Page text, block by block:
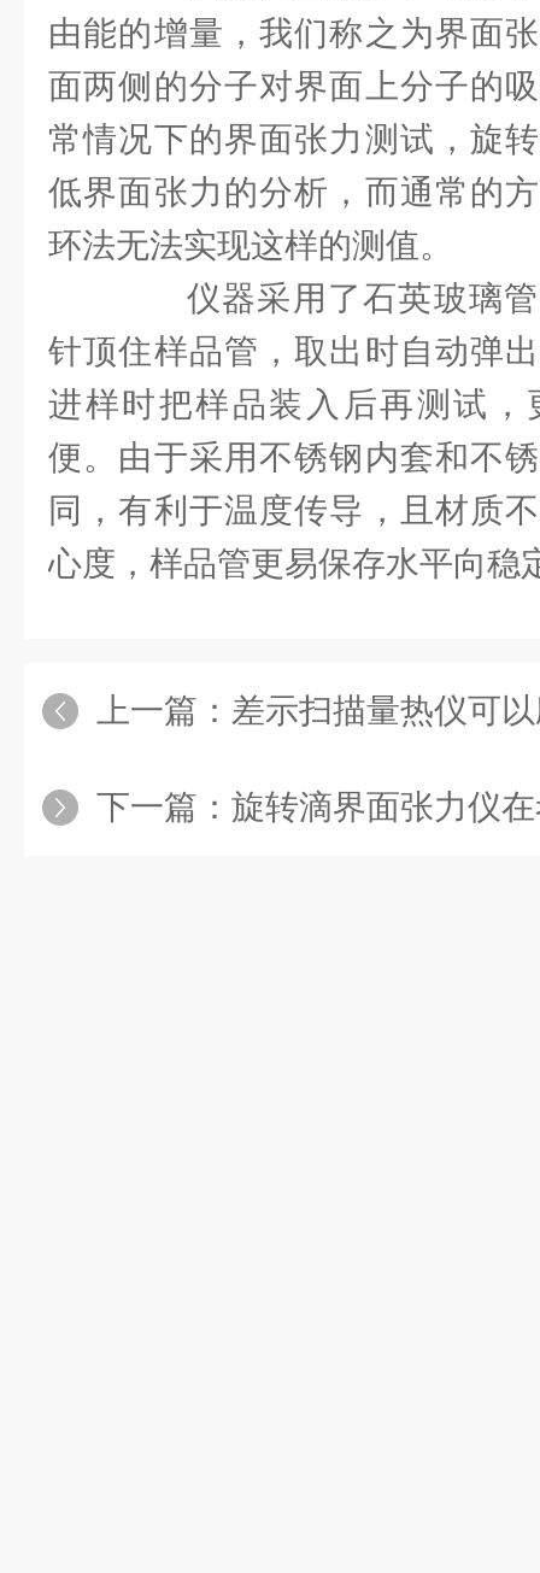
由能的增量，我们称之为界面
面两侧的分子对界面上分子的
常情况下的界面张力测试，旋
低界面张力的分析，而通常的
环法无法实现这样的测值。
仪器采用了石英玻璃管
针顶住样品管，取出时自动弹
进样时把样品装入后再测试，
便。由于采用不锈钢内套和不
同，有利于温度传导，且材质
心度，样品管更易保存水平向稳
上一篇： 差示扫描量热仪可
下一篇： 旋转滴界面张力仪在